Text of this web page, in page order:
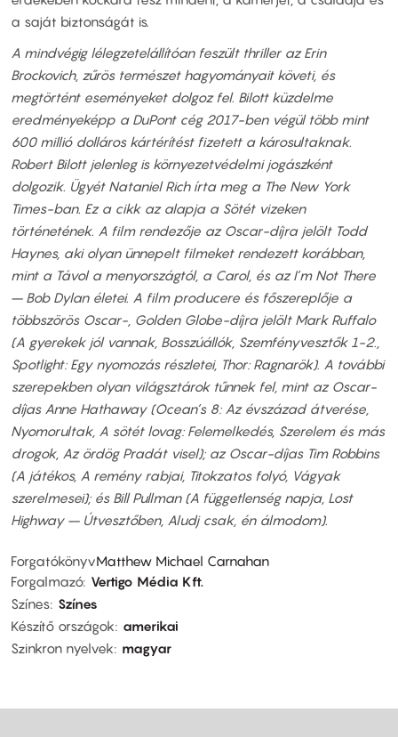
a saját biztonságát is.
A mindvégig lélegzetelállítóan feszült thriller az Erin
Brockovich, zűrös természet hagyományait követi, és
megtörtént eseményeket dolgoz fel. Bilott küzdelme
eredményeképp a DuPont cég 2017-ben végül több mint
600 millió dolláros kártérítést fizetett a károsultaknak.
Robert Bilott jelenleg is környezetvédelmi jogászként
dolgozik. Ügyét Nataniel Rich írta meg a The New York
Times-ban. Ez a cikk az alapja a Sötét vizeken
történetének. A film rendezője az Oscar-díjra jelölt Todd
Haynes, aki olyan ünnepelt filmeket rendezett korábban,
mint a Távol a menyországtól, a Carol, és az I’m Not There
– Bob Dylan életei. A film producere és főszereplője a
többszörös Oscar-, Golden Globe-díjra jelölt Mark Ruffalo
(A gyerekek jól vannak, Bosszúállók, Szemfényvesztők 1-2.,
Spotlight: Egy nyomozás részletei, Thor: Ragnarök). A további
szerepekben olyan világsztárok tűnnek fel, mint az Oscar-
díjas Anne Hathaway (Ocean’s 8: Az évszázad átverése,
Nyomorultak, A sötét lovag: Felemelkedés, Szerelem és más
drogok, Az ördög Pradát visel); az Oscar-díjas Tim Robbins
(A játékos, A remény rabjai, Titokzatos folyó, Vágyak
szerelmesei); és Bill Pullman (A függetlenség napja, Lost
Highway – Útvesztőben, Aludj csak, én álmodom).
ForgatókönyvMatthew Michael Carnahan
Forgalmazó Vertigo Média Kft.
Színes Színes
Készítő országok
amerikai
Szinkron nyelvek
magyar